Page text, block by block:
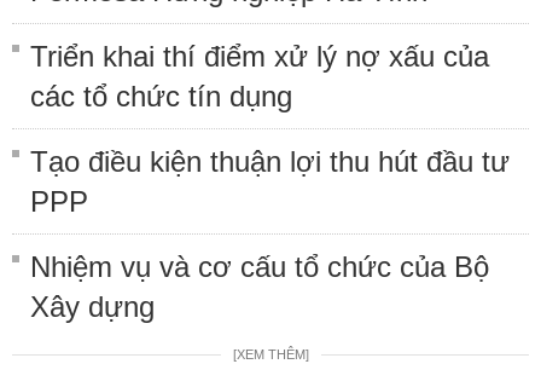
Triển khai thí điểm xử lý nợ xấu của
các tổ chức tín dụng
Tạo điều kiện thuận lợi thu hút đầu tư
PPP
Nhiệm vụ và cơ cấu tổ chức của Bộ
Xây dựng
[XEM THÊM]